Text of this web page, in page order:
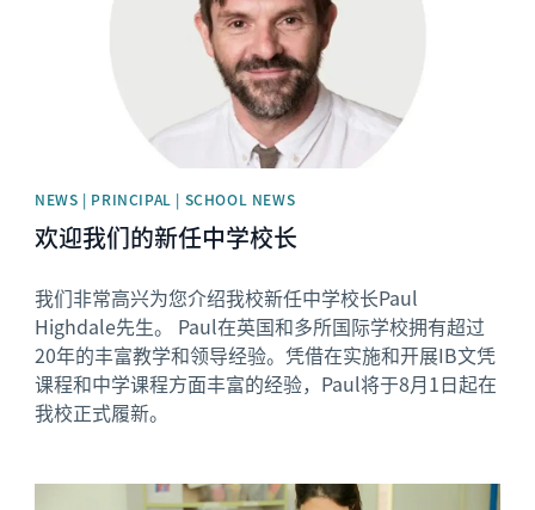
NEWS | PRINCIPAL | SCHOOL NEWS
欢迎我们的新任中学校长
我们非常高兴为您介绍我校新任中学校长Paul
Highdale先生。 Paul在英国和多所国际学校拥有超过
20年的丰富教学和领导经验。凭借在实施和开展IB文凭
课程和中学课程方面丰富的经验，Paul将于8月1日起在
我校正式履新。